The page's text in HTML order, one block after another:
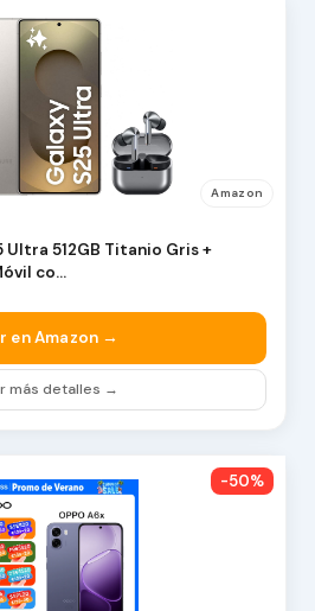
Amazon
Ultra 512GB Titanio Gris +
co…
en Amazon →
más detalles →
-50%